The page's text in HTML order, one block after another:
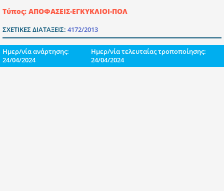
Τύπος: ΑΠΟΦΑΣΕΙΣ-ΕΓΚΥΚΛΙΟΙ-ΠΟΛ
ΣΧΕΤΙΚΕΣ ΔΙΑΤΑΞΕΙΣ: 4172/2013
Ημερ/νία ανάρτησης:
24/04/2024
Ημερ/νία τελευταίας τροποποίησης:
24/04/2024